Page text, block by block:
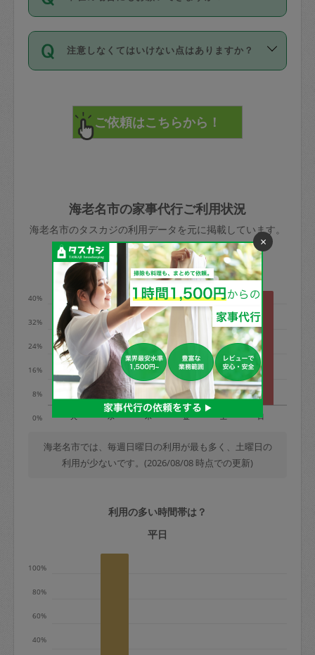
参考
【詳細】タスカジさんの登録に際
写真を撮り、
詳細FAQ：
損害賠償保険について教えて
共通）
72時間を超える※と、以下のキャンセル
料が発生します。
直前キャンセル料：
72時間前〜24時間前＝依頼料金の50%
依頼者不在による当日キャンセル＝依頼
金額の100%＋交通費全額
※例：依頼日時／土曜日午前9時開始の場
合、水曜日午前9時以降はキャンセル料が
発生
水曜日9時〜金曜日9時まで＝依頼料金の
50%
金曜日9時～土曜日8時まで＝依頼金額の
100%
土曜日8時〜実施時間＝依頼金額の100%
＋交通費全額
依頼者不在による当日キャンセル＝依頼
金額の100%＋交通費全額
定期契約をキャンセルする場合、毎週定
期は月2回まで隔週定期は月1回までキャ
ンセル料は発生しません。それ以上はキ
とによって、気に入ったタスカジさんを
まず、条件の合う気になるタスカジさ
みてください。
その後、一番気に入ったタスカジさんに
不在の場合の作業はタスカジさんの同意
が必要です。数回の依頼ののち、タスカ
ジさんと依頼者の間で十分な信頼関係が
てください。
不在時に部屋に入るためにタスカジさん
きた場合は損害保険の対象外となるので
ご注意ください。
注意しなくてはいけない点はありますか？
で、必ず鍵のかかるロッカーや金庫に入
れて依頼者の責任の元管理するよう心掛
けてください。
玉、など
あわせてこちらも参照ください：初めて
利用します。注意しなくてはいけない点
はありますか？
海老名市の家事代行ご利用状況
海老名市のタスカジの利用データを元に掲載しています。
利用の多い曜日は？
0%
8%
16%
24%
32%
40%
火 水 木 金 土 日
海老名市では、毎週日曜日の利用が最も多く、土曜日の
利用が少ないです。(2026/08/08 時点での更新)
利用の多い時間帯は？
平日
40%
60%
80%
100%
×